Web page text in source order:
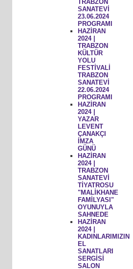
TRABZON
SANATEVİ
23.06.2024
PROGRAMI
HAZİRAN
2024 |
TRABZON
KÜLTÜR
YOLU
FESTİVALİ
TRABZON
SANATEVİ
22.06.2024
PROGRAMI
HAZİRAN
2024 |
YAZAR
LEVENT
ÇANAKÇI
İMZA
GÜNÜ
HAZİRAN
2024 |
TRABZON
SANATEVİ
TİYATROSU
"MALİKHANE
FAMİLYASI"
OYUNUYLA
SAHNEDE
HAZİRAN
2024 |
KADINLARIMIZIN
EL
SANATLARI
SERGİSİ
SALON